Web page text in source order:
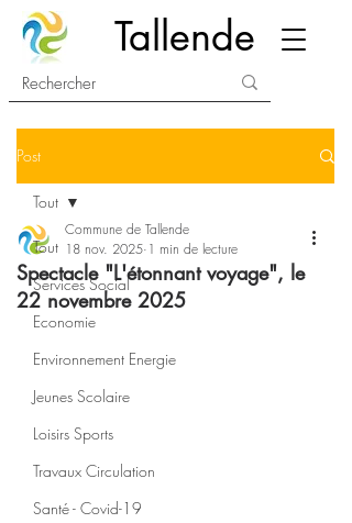
Tallende
Post
Tout
Services Social
Economie
Environnement Energie
Jeunes Scolaire
Loisirs Sports
Travaux Circulation
Santé - Covid-19
Tout
Spectacle "L'étonnant voyage", le
22 novembre 2025
Commune de Tallende
18 nov. 2025 1 min de lecture